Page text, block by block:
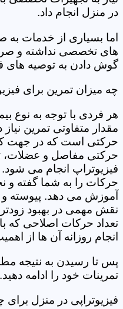
در منزل انجام داد.
اما بسیاری از خدمات به
های تخصصی نداشته و
گوش دادن به توصیه های
چه میزان تمرین برای
هر فردی با توجه به نوع
مقدار متفاوتی تمرین
حرکتی است که در جهت
حرکتی مفاصل و عضلات،
فیزیوتراپ انجام می شود.
حرکات را به شما گفته و
آموزش می دهد. پیوسته
نقش مهمی در بهبود زودتر
تعداد حرکات اصلاحی که
انجام روزانه آن ها از
پس تا رسیدن به نتیجه
تمرینات خود را ادامه دهید.
فیزیوتراپی در منزل